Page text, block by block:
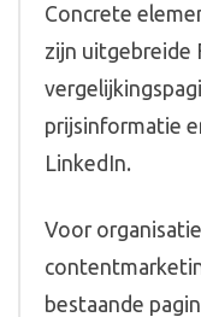
Concrete
zijn uitgebreide
prijsinformatie
LinkedIn.
Voor
bestaande